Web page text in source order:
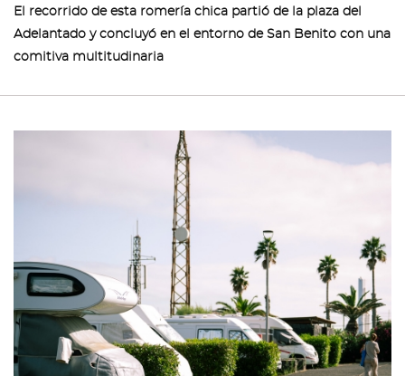
El recorrido de esta romería chica partió de la plaza del
Adelantado y concluyó en el entorno de San Benito con una
comitiva multitudinaria